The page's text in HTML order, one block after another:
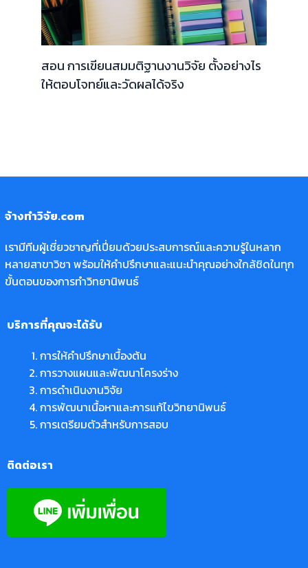
สอน การเขียนสมมติฐานงานวิจัย ตั้งอย่างไร
ให้ตอบโจทย์และวัดผลได้จริง
จ้างทำวิจัย.com
เรามีทีมผู้เชี่ยวชาญที่เปี่ยมด้วยประสบการณ์และความรู้ในหลาก
หลายสาขาวิชา พร้อมให้คำปรึกษาและแนะนำคุณอย่างใกล้ชิดในทุก
ขั้นตอนของการทำวิทยานิพนธ์
บริการที่คุณจะได้รับ
การให้คำปรึกษาเบื้องต้น
การวางแผนและพัฒนาโครงร่าง
การดำเนินงานวิจัย
การพัฒนาเนื้อหาและการแก้ไขวิทยานิพนธ์
การเตรียมตัวสำหรับการสอบ
ติดต่อเรา